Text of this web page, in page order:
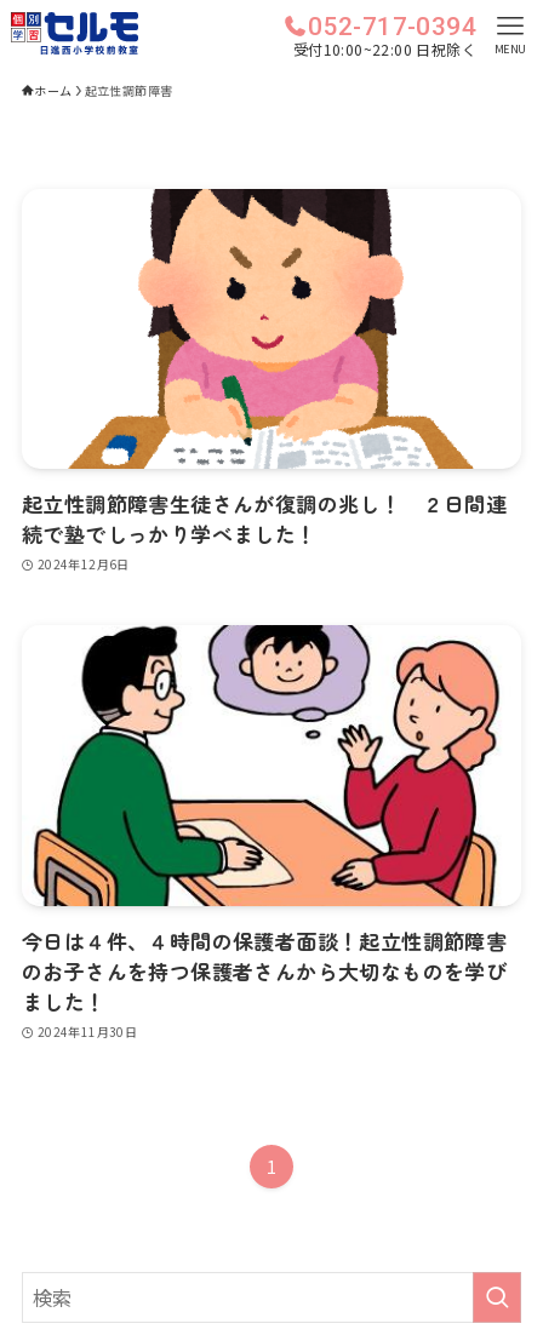
052-717-0394
受付10:00~22:00 日祝除く MENU
ホーム 起立性調節障害
起立性調節障害生徒さんが復調の兆し！ ２日間連
続で塾でしっかり学べました！
2024年12月6日
今日は４件、４時間の保護者面談！起立性調節障害
のお子さんを持つ保護者さんから大切なものを学び
ました！
2024年11月30日
1